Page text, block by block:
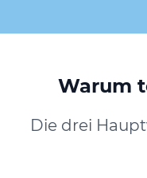
Warum
Die drei